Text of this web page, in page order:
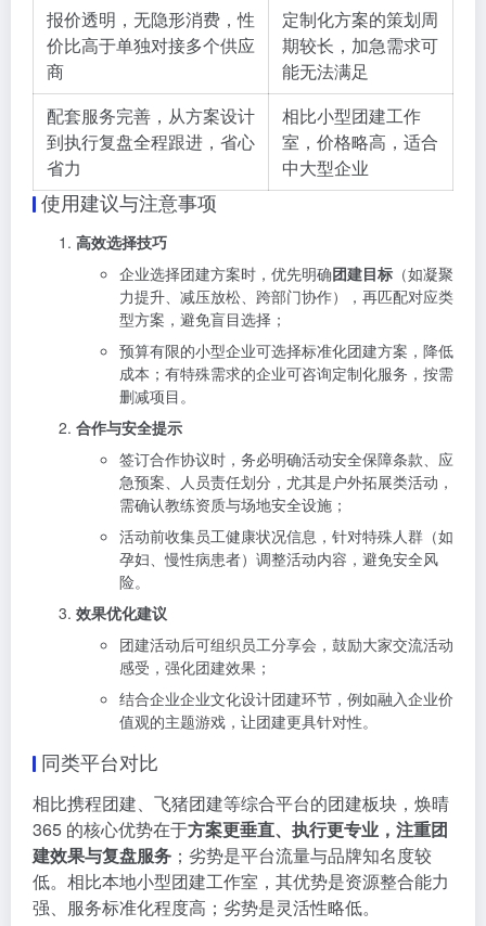
报价透明，无隐形消费，性
价比高于单独对接多个供应
商
定制化方案的策划周
期较长，加急需求可
能无法满足
配套服务完善，从方案设计
到执行复盘全程跟进，省心
省力
相比小型团建工作
室，价格略高，适合
中大型企业
使用建议与注意事项
高效选择技巧
企业选择团建方案时，优先明确团建目标 （如凝聚
力提升、减压放松、跨部门协作），再匹配对应类
型方案，避免盲目选择；
预算有限的小型企业可选择标准化团建方案，降低
成本；有特殊需求的企业可咨询定制化服务，按需
删减项目。
合作与安全提示
签订合作协议时，务必明确活动安全保障条款、应
急预案、人员责任划分，尤其是户外拓展类活动，
需确认教练资质与场地安全设施；
活动前收集员工健康状况信息，针对特殊人群（如
孕妇、慢性病患者）调整活动内容，避免安全风
险。
效果优化建议
团建活动后可组织员工分享会，鼓励大家交流活动
感受，强化团建效果；
结合企业企业文化设计团建环节，例如融入企业价
值观的主题游戏，让团建更具针对性。
同类平台对比
相比携程团建、飞猪团建等综合平台的团建板块，焕晴
365 的核心优势在于方案更垂直、执行更专业，注重团
建效果与复盘服务 ；劣势是平台流量与品牌知名度较
低。相比本地小型团建工作室，其优势是资源整合能力
强、服务标准化程度高；劣势是灵活性略低。